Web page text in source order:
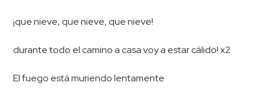
¡que nieve, que nieve, que nieve!
durante todo el camino a casa voy a estar cálido! x2
El fuego está muriendo lentamente